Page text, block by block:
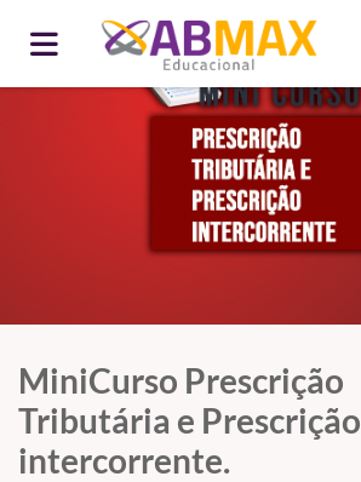
MiniCurso Prescrição
Tributária e Prescrição
intercorrente.